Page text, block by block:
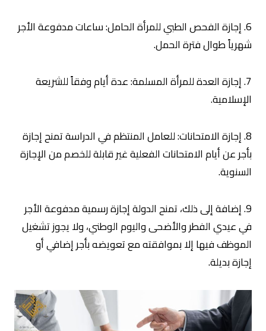
6. إجازة الفحص الطبي للمرأة الحامل: ساعات مدفوعة الأجر
شهرياً طوال فترة الحمل.
7. إجازة العدة للمرأة المسلمة: عدة أيام وفقاً للشريعة
الإسلامية.
8. إجازة الامتحانات: للعامل المنتظم في الدراسة تمنح إجازة
بأجر عن أيام الامتحانات الفعلية غير قابلة للخصم من الإجازة
السنوية.
9. إضافة إلى ذلك، تمنح الدولة إجازة رسمية مدفوعة الأجر
في عيدي الفطر والأضحى واليوم الوطني، ولا يجوز تشغيل
الموظف فيها إلا بموافقته مع تعويضه بأجر إضافي أو
إجازة بديلة.